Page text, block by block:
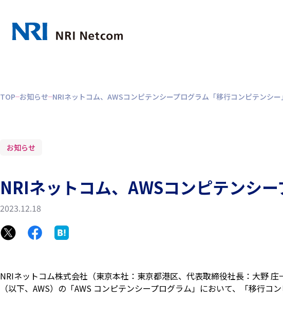
TOP お知らせ NRIネットコム、AWSコンピテンシープログラム「移行コンピテンシ
お知らせ
NRIネットコム、AWSコンピテンシ
2023.12.18
NRIネットコム株式会社（東京本社：東京都港区、代表取締役社長：大野
（以下、AWS）の「AWS コンピテンシープログラム」において、「移行コ